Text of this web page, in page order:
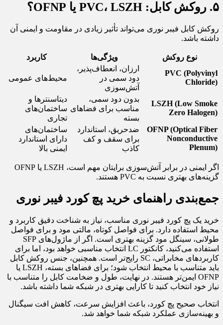
۵. روکش کابل: PVC، LSZH یا OFNP؟
روکش کابل فیبر نوری می‌تواند تأثیر زیادی در مقاومت و ایمنی آن
داشته باشد.
نوع روکش ویژگی‌ها
کاربرد
PVC (Polyvinyl
Chloride)
ارزان، انعطاف‌پذیر،
دود سمی در
آتش‌سوزی
محیط‌های عمومی
LSZH (Low Smoke
Zero Halogen)
بدون دود سمی،
مناسب برای فضاهای
بسته
دیتاسنترها و
ساختمان‌های
تجاری
OFNP (Optical Fiber
Nonconductive
Plenum)
ضدحریق، استاندارد
برای سقف و کف
کاذب
ساختمان‌های
دارای استاندارد
ایمنی بالا
اگر ایمنی در برابر آتش‌سوزی برایتان مهم است، LSZH یا OFNP
گزینه‌های بهتری نسبت به PVC هستند.
جمع‌بندی راهنمای خرید پچ کورد فیبر نوری
خرید یک پچ کورد فیبر نوری مناسب، نیاز به شناخت دقیق کاربرد و
محیط استفاده دارد. برای فواصل کوتاه، مالتی مود و برای فواصل
طولانی، سینگل مود گزینه بهتری است. اگر از ماژول‌های SFP
استفاده می‌کنید، کانکتور LC انتخاب مناسبی خواهد بود، اما برای
کاربردهای مخابراتی، SC رایج‌تر است. همچنین، جنس روکش کابل
باید متناسب با محیط انتخاب شود؛ برای فضاهای بسته، LSZH یا
OFNP ایمن‌تر هستند. در نهایت، طول و ضخامت کابل را متناسب با
نیاز خود انتخاب کنید تا کارایی بهتری در شبکه شما داشته باشد.
انتخاب صحیح پچ کورد، باعث افزایش سرعت، کاهش افت سیگنال
و بهینه‌سازی عملکرد شبکه شما خواهد شد.